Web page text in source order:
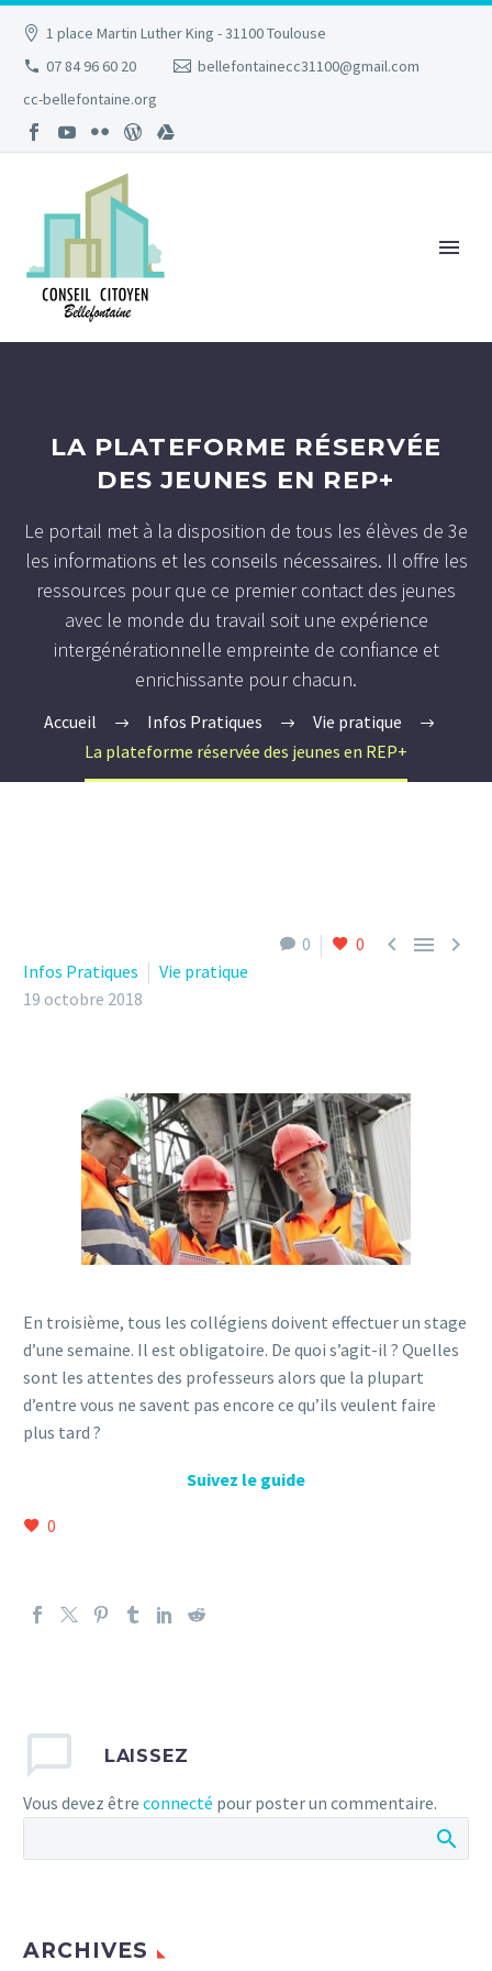
1 place Martin Luther King - 31100 Toulouse
07 84 96 60 20
bellefontainecc31100@gmail.com
cc-bellefontaine.org
LA PLATEFORME RÉSERVÉE
DES JEUNES EN REP+
Le portail met à la disposition de tous les élèves de 3e
les informations et les conseils nécessaires. Il offre les
ressources pour que ce premier contact des jeunes
avec le monde du travail soit une expérience
intergénérationnelle empreinte de confiance et
enrichissante pour chacun.
Accueil Infos Pratiques
Vie pratique
La plateforme réservée des jeunes en REP+
0 0   
Infos Pratiques
Vie pratique
19 octobre 2018
En troisième, tous les collégiens doivent effectuer un stage
d’une semaine. Il est obligatoire. De quoi s’agit-il ? Quelles
sont les attentes des professeurs alors que la plupart
d’entre vous ne savent pas encore ce qu’ils veulent faire
plus tard ?
Suivez le guide
0
LAISSEZ
Vous devez être connecté pour poster un commentaire.
ARCHIVES